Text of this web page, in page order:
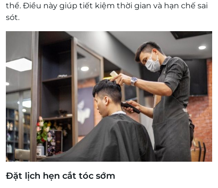
thể. Điều này giúp tiết kiệm thời gian và hạn chế sai
sót.
Đặt lịch hẹn cắt tóc sớm